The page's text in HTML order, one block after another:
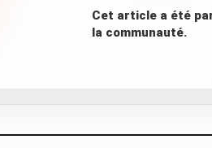
Cet article a été
la communauté.